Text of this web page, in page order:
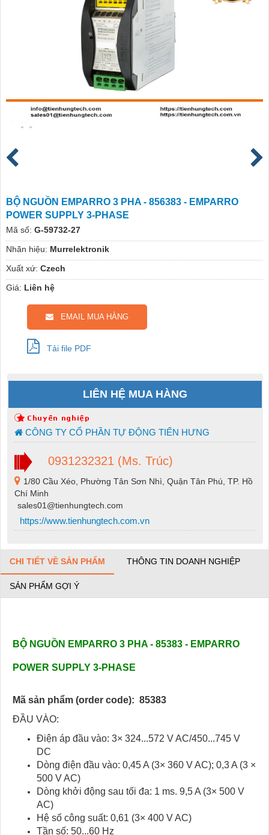
BỘ NGUỒN EMPARRO 3 PHA - 856383 - EMPARRO
POWER SUPPLY 3-PHASE
Mã số: G-59732-27
Nhãn hiệu: Murrelektronik
Xuất xứ: Czech
Giá: Liên hệ
EMAIL MUA HÀNG
Tải file PDF
LIÊN HỆ MUA HÀNG
CÔNG TY CỔ PHẦN TỰ ĐỘNG TIẾN HƯNG
0931232321 (Ms. Trúc)
1/80 Cầu Xéo, Phường Tân Sơn Nhì, Quận Tân Phú, TP. Hồ
Chí Minh
sales01@tienhungtech.com
https://www.tienhungtech.com.vn
CHI TIẾT VỀ SẢN PHẨM THÔNG TIN DOANH NGHIỆP
SẢN PHẨM GỢI Ý
BỘ NGUỒN EMPARRO 3 PHA - 85383 - EMPARRO
POWER SUPPLY 3-PHASE
Mã sản phẩm (order code): 85383
ĐẦU VÀO:
Điện áp đầu vào: 3× 324...572 V AC/450...745 V
DC
Dòng điện đầu vào: 0,45 A (3× 360 V AC); 0,3 A (3 ×
500 V AC)
Dòng khởi động sau tối đa: 1 ms. 9,5 A (3× 500 V
AC)
Hệ số công suất: 0,61 (3× 400 V AC)
Tần số: 50...60 Hz